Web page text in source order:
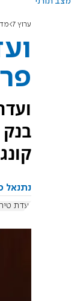
ערוץ 7
נתנאל
ועדת